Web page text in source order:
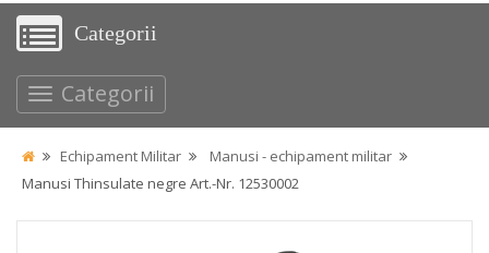
Categorii
Categorii
Echipament Militar
Manusi - echipament militar
Manusi Thinsulate negre Art.-Nr. 12530002